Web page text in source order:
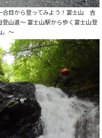
合目から登ってみよう！富士山 吉
登山道～ 富士山駅から歩く富士山登
。～